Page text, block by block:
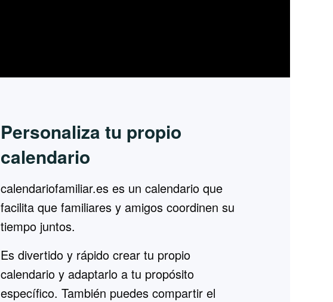
Personaliza tu propio
calendario
calendariofamiliar.es es un calendario que
facilita que familiares y amigos coordinen su
tiempo juntos.
Es divertido y rápido crear tu propio
calendario y adaptarlo a tu propósito
específico. También puedes compartir el